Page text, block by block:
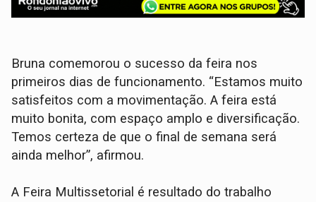
Bruna comemorou o sucesso da feira nos
primeiros dias de funcionamento. “Estamos muito
satisfeitos com a movimentação. A feira está
muito bonita, com espaço amplo e diversificação.
Temos certeza de que o final de semana será
ainda melhor”, afirmou.
A Feira Multissetorial é resultado do trabalho